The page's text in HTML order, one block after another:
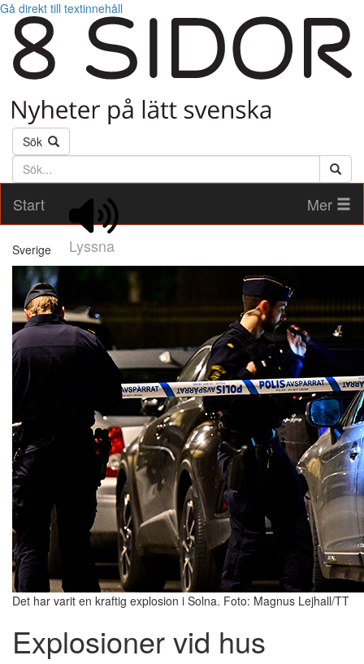
Gå direkt till textinnehåll
Sök
Söktext
Start
Lyssna
Mer
Sverige
Det har varit en kraftig explosion i Solna. Foto: Magnus Lejhall/TT
Explosioner vid hus